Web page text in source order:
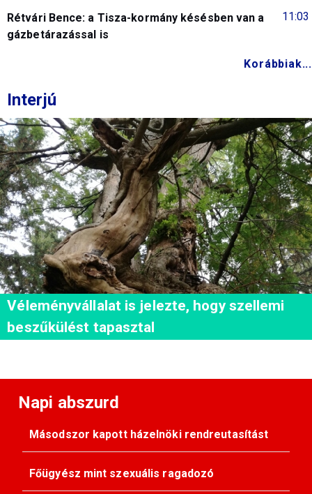
11:03
Rétvári Bence: a Tisza-kormány késésben van a
gázbetárazással is
Korábbiak...
Interjú
Véleményvállalat is jelezte, hogy szellemi
beszűkülést tapasztal
Napi abszurd
Másodszor kapott házelnöki rendreutasítást
Főügyész mint szexuális ragadozó